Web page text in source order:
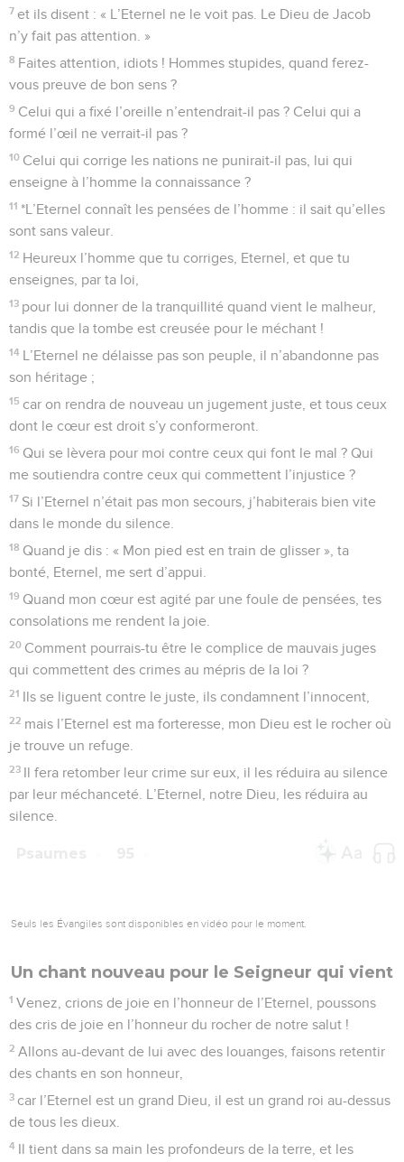
parvis de notre Dieu ;
15 ils portent encore des fruits dans la vieillesse, ils sont
pleins de sève et verdoyants,
16 pour annoncer que l’Eternel est droit. Il est mon rocher, et
il n’y a aucune injustice en lui.
Psaumes 93
Seuls les Évangiles sont disponibles en vidéo pour le moment.
Dieu vengeur de l'injustice
en guise de vêtement, en guise de ceinture. Aussi, le monde
est ferme, il n’est pas ébranlé.
Ton trône est établi depuis longtemps, tu existes de toute
éternité.
Les fleuves font entendre, Eternel, les fleuves font
entendre leur voix, les fleuves font entendre le grondement
de leurs flots.
4 Plus encore que la voix des grandes eaux, des flots
puissants de la mer, l’Eternel est puissant dans les lieux
célestes.
5 Tes instructions sont entièrement vraies ; la sainteté
convient à ta maison, Eternel, jusqu’à la fin du monde.
Psaumes
Au moment de se présenter devant le
Seigneur
Dieu des vengeances, Eternel, Dieu des vengeances,
révèle-toi !
4 Ils fanfaronnent, ils parlent avec arrogance, tous ceux qui
5 Eternel, ils écrasent ton peuple, ils humilient ton héritage,
6 ils égorgent la veuve et l’étranger, ils assassinent les
orphelins,
7 et ils disent : « L’Eternel ne le voit pas. Le Dieu de Jacob
n’y fait pas attention. »
8 Faites attention, idiots ! Hommes stupides, quand ferez-
vous preuve de bon sens ?
9 Celui qui a fixé l’oreille n’entendrait-il pas ? Celui qui a